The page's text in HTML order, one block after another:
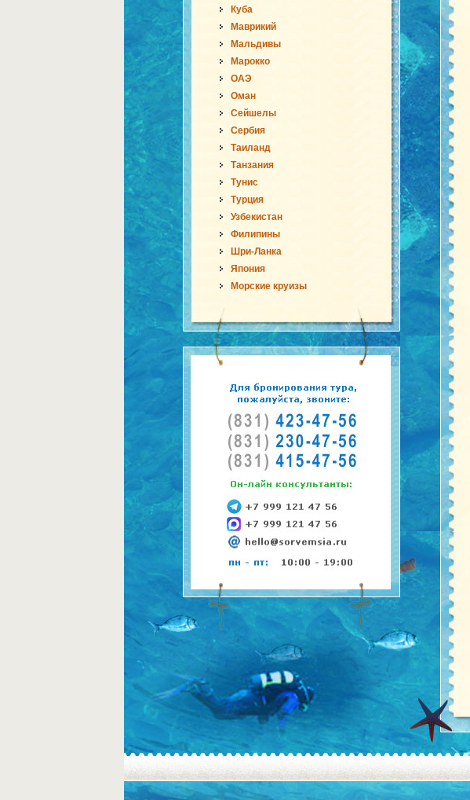
Куба
Маврикий
Мальдивы
Марокко
ОАЭ
Оман
Сейшелы
Сербия
Таиланд
Танзания
Тунис
Турция
Узбекистан
Филипины
Шри-Ланка
Япония
Морские круизы